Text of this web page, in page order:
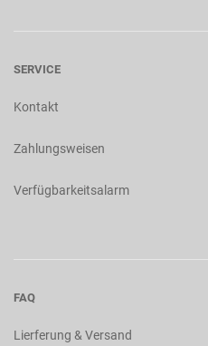
SERVICE
Kontakt
Zahlungsweisen
Verfügbarkeitsalarm
FAQ
Lierferung & Versand